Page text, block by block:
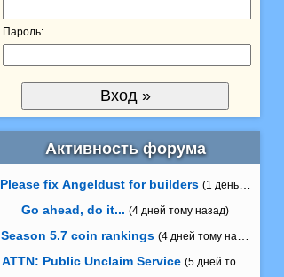
Пароль:
Активность форума
Please fix Angeldust for builders (1 день тому
Go ahead, do it... (4 дней тому назад)
Season 5.7 coin rankings (4 дней тому назад)
ATTN: Public Unclaim Service (5 дней тому